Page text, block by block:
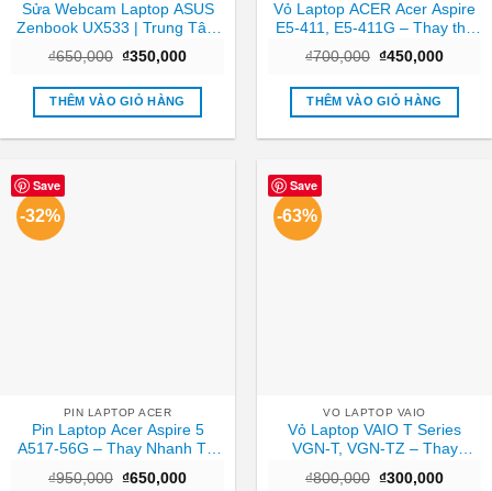
Sửa Webcam Laptop ASUS
Zenbook UX533 | Trung Tâm
Laptop Gần Nhất TPHCM
₫650,000 Giá
là:
₫650,000.
₫350,000Giá
tại
₫350,000.
THÊM VÀO GIỎ HÀNG
Vỏ Laptop ACER Acer Aspire
E5-411, E5-411G – Thay thế
Trong ngày TPHCM
₫700,000 Giá
là:
₫700,000.
₫450,000Giá
tại
THÊM VÀO GIỎ HÀNG
Save
-32%
PIN LAPTOP ACER
Pin Laptop Acer Aspire 5
A517-56G – Thay Nhanh Tại
₫950,000 Giá
₫650,000Giá
Save
-63%
VO LAPTOP VAIO
Vỏ Laptop VAIO T Series
VGN-T, VGN-TZ – Thay
Giá Tốt
₫800,000 Giá
₫300,000Giá